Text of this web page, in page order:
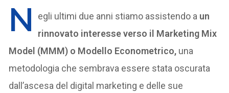
N egli ultimi due anni stiamo assistendo a un
rinnovato interesse verso il Marketing Mix
Model (MMM) o Modello Econometrico, una
metodologia che sembrava essere stata oscurata
dall’ascesa del digital marketing e delle sue